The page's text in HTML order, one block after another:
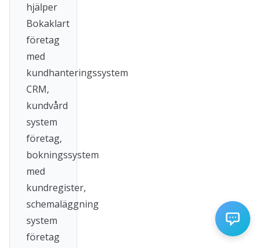
hjälper
Bokaklart
företag
med
kundhanteringssystem
CRM,
kundvård
system
företag,
bokningssystem
med
kundregister,
schemaläggning
system
företag